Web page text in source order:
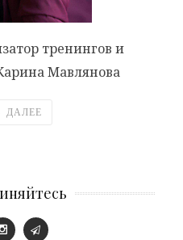
тренингов и
Мавлянова
ДАЛЕЕ